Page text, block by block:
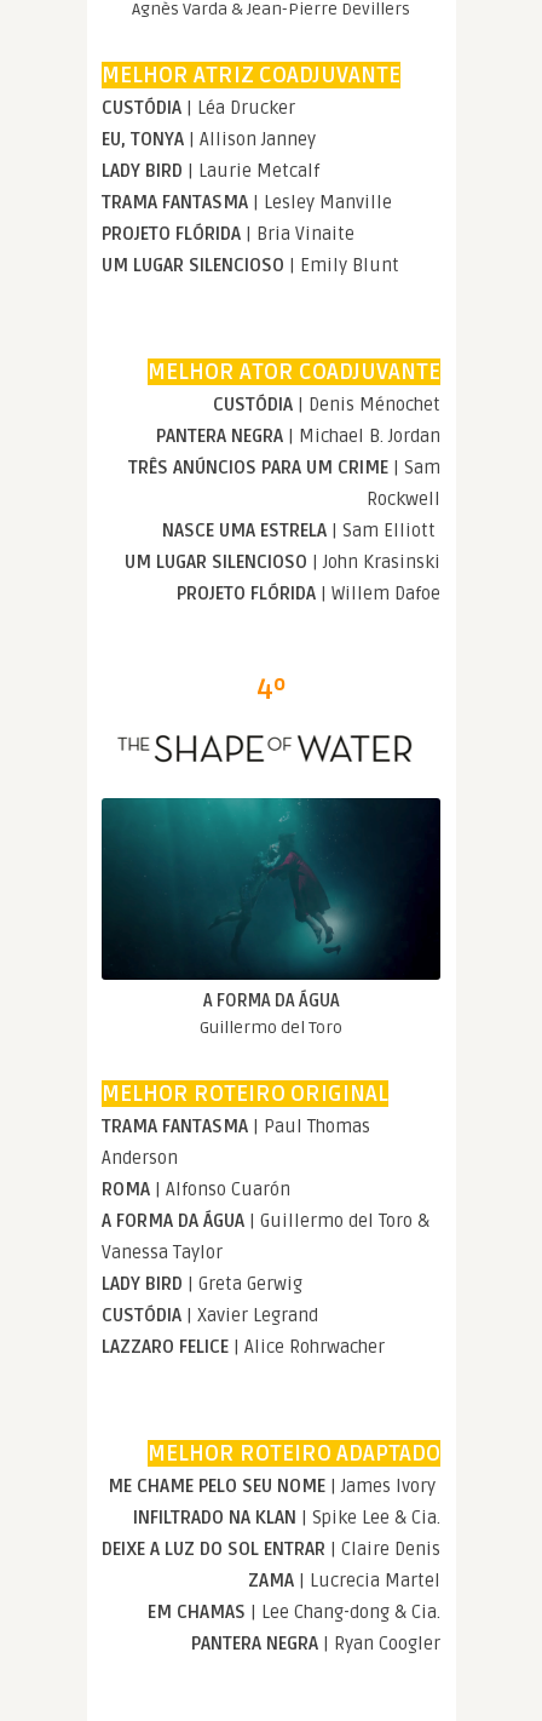
Agnès Varda & Jean-Pierre Devillers
MELHOR ATRIZ COADJUVANTE
CUSTÓDIA
| Léa Drucker
EU, TONYA
| Allison Janney
LADY BIRD
| Laurie Metcalf
TRAMA FANTASMA
| Lesley Manville
PROJETO FLÓRIDA
| Bria Vinaite
UM LUGAR SILENCIOSO
| Emily Blunt
MELHOR ATOR COADJUVANTE
CUSTÓDIA
| Denis Ménochet
PANTERA NEGRA
| Michael B. Jordan
TRÊS ANÚNCIOS PARA UM CRIME
| Sam
Rockwell
NASCE UMA ESTRELA
| Sam Elliott
UM LUGAR SILENCIOSO
| John Krasinski
PROJETO FLÓRIDA
| Willem Dafoe
4º
A FORMA DA ÁGUA
Guillermo del Toro
MELHOR ROTEIRO ORIGINAL
TRAMA FANTASMA
| Paul Thomas
Anderson
ROMA
| Alfonso Cuarón
A FORMA DA ÁGUA
| Guillermo del Toro &
Vanessa Taylor
LADY BIRD
| Greta Gerwig
CUSTÓDIA
| Xavier Legrand
LAZZARO FELICE
| Alice Rohrwacher
MELHOR ROTEIRO ADAPTADO
ME CHAME PELO SEU NOME
| James Ivory
INFILTRADO NA KLAN
| Spike Lee & Cia.
DEIXE A LUZ DO SOL ENTRAR
| Claire Denis
ZAMA
| Lucrecia Martel
EM CHAMAS
| Lee Chang-dong & Cia.
PANTERA NEGRA
| Ryan Coogler